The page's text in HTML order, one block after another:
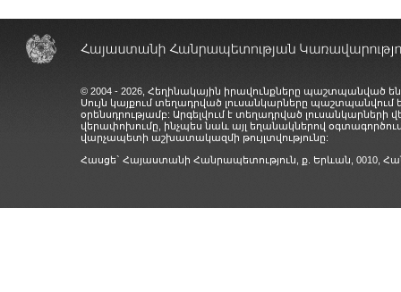
© 2004 - 2026, Հեղինակային իրավունքները պաշտպանված
Սույն կայքում տեղադրված լուսանկարները
օրենսդրությամբ: Արգելվում է տեղադրված
վերափոխումը, ինչպես նաև այլ եղանակներով
վարչապետի աշխատակազմի թույլտվությունը:
Հասցե` Հայաստանի Հանրապետություն, ք. Երևան, 0010,